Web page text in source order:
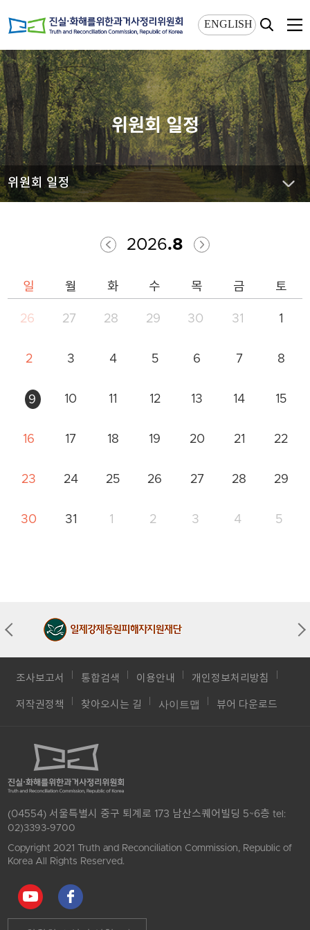
ENGLISH
위원회 일정
위원회 일정
2026.8
일 월 화 수 목 금 토
26 27 28 29 30 31 1
2 3 4 5 6 7 8
9 10 11 12 13 14 15
16 17 18 19 20 21 22
23 24 25 26 27 28 29
30 31 1 2 3 4 5
조사보고서 통합검색 이용안내 개인정보처리방침
저작권정책 찾아오시는 길 사이트맵 뷰어 다운로드
(04554) 서울특별시 중구 퇴계로 173 남산스퀘어빌딩 5~6층tel:
02)3393-9700
Copyright 2021 Truth and Reconciliation Commission, Republic of
Korea All Rights Reserved.